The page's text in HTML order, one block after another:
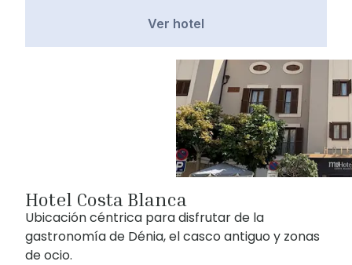
Ver hotel
Hotel Costa Blanca
Ubicación céntrica para disfrutar de la
gastronomía de Dénia, el casco antiguo y zonas
de ocio.